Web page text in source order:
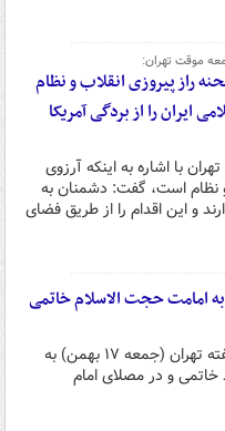
موقت تهران:
راز پیروزی انقلاب و نظام
ایران را از بردگی آمریکا
با اشاره به اینکه آرزوی
نظام است، گفت: دشمنان به
و این اقدام را از طریق فضای
امامت حجت الاسلام خاتمی
نماز جمعه این هفته تهران (جمعه ۱۷ بهمن) به
و در مصلای امام